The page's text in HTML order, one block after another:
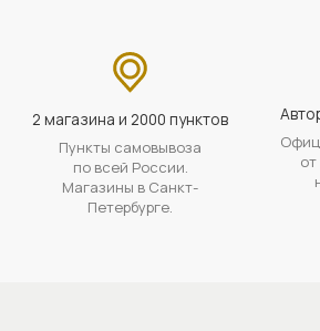
2 магазина и 2000 пунктов
Пункты самовывоза
по всей России.
Магазины в Санкт-
Петербурге.